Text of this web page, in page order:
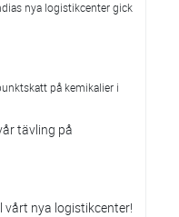
nya logistikcenter gick
på kemikalier i
tävling på
vårt nya logistikcenter!